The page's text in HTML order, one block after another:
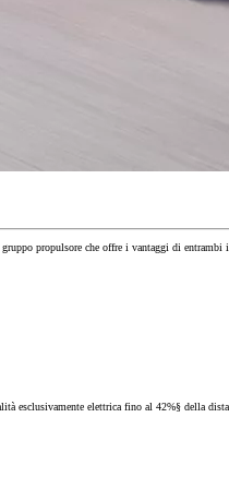
propulsore che offre i vantaggi di entrambi
esclusivamente elettrica fino al 42%§ della